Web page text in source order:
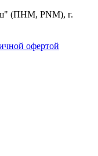
(ПНМ, PNM), г.
офертой